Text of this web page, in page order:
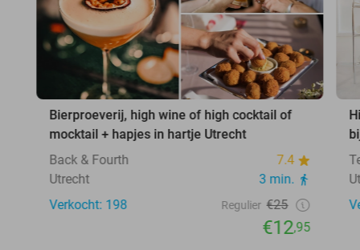
Bierproeverij, high wine of high cocktail of
mocktail + hapjes in hartje Utrecht
Back & Fourth
7.4
Utrecht
3 min.
Verkocht: 198
Regulier €25
€12,95